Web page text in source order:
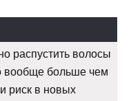
распустить волосы
вообще больше чем
риск в новых